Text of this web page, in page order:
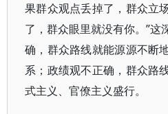
果群众观点丢掉了，群众立
了，群众眼里就没有你。”这
确，群众路线就能源源不断
系；政绩观不正确，群众路
式主义、官僚主义盛行。